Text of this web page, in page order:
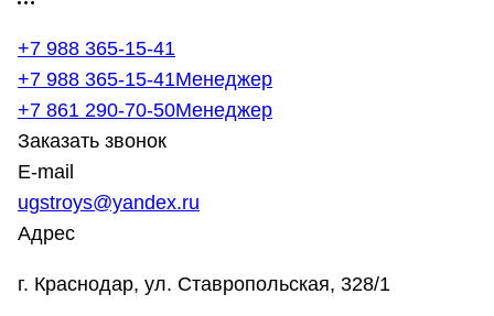
+7 988 365-15-41
+7 988 365-15-41Менеджер
+7 861 290-70-50Менеджер
Заказать звонок
E-mail
ugstroys@yandex.ru
Адрес
г. Краснодар, ул. Ставропольская, 328/1